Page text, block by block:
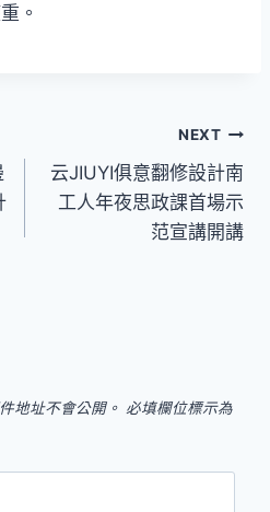
。
NEXT
云JIUYI俱意翻修設計南
工人年夜思政課首場示
范宣講開講
地址不會公開。 必填欄位標示為